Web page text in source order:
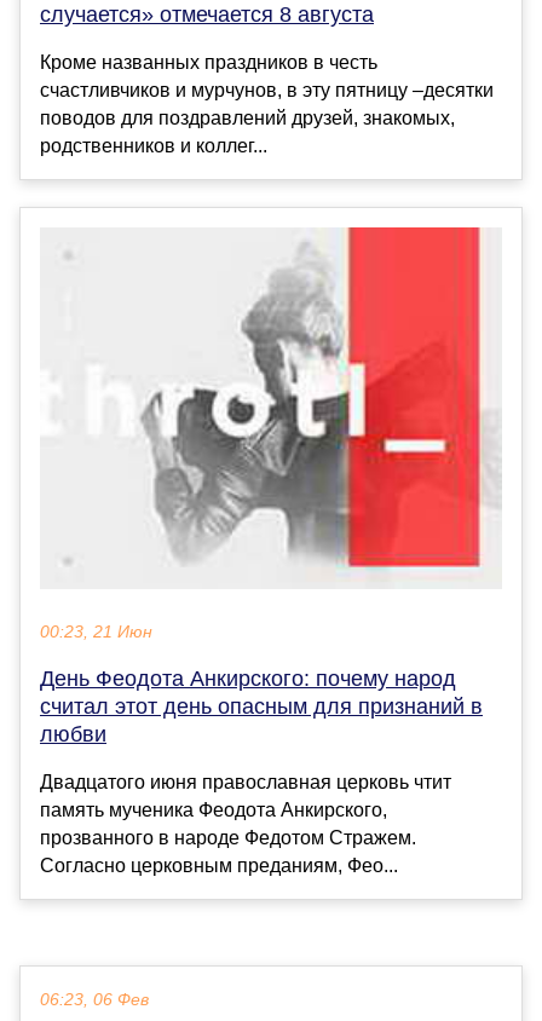
случается» отмечается 8 августа
Кроме названных праздников в честь
счастливчиков и мурчунов, в эту пятницу –десятки
поводов для поздравлений друзей, знакомых,
родственников и коллег...
00:23, 21 Июн
День Феодота Анкирского: почему народ
считал этот день опасным для признаний в
любви
Двадцатого июня православная церковь чтит
память мученика Феодота Анкирского,
прозванного в народе Федотом Стражем.
Согласно церковным преданиям, Фео...
06:23, 06 Фев